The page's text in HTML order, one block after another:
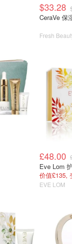
$33.28
CeraVe 保
Fresh
£48.00
Eve Lom
价值£135,
EVE LOM